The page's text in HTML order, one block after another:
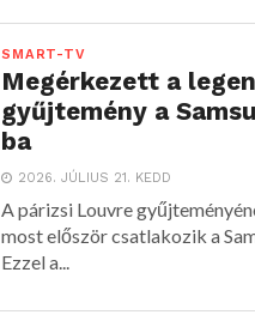
SMART-TV
Megérkezett a
gyűjtemény a
ba
2026. JÚLIUS 21. KEDD
A párizsi Louvre
most először csatlakozik a
Ezzel a...